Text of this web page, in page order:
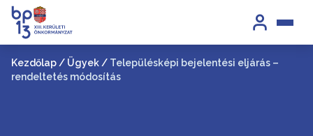
Kezdőlap / Ügyek / Településképi bejelentési eljárás –
rendeltetés módosítás